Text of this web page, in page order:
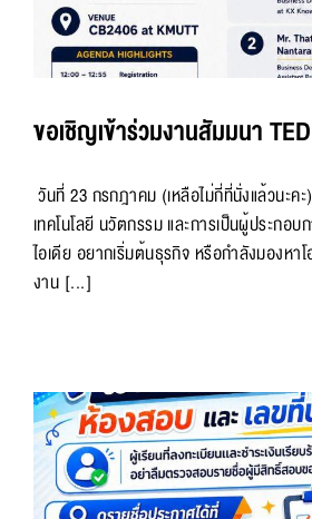
ขอเชิญเข้าร่วมงานสัมมนา
วันที่ 23 กรกฎาคม (เหลือไม่กี่ที่นั่งแล้วนะคะ
เทคโนโลยี นวัตกรรม และการเป็นผู้ประก
ไอเดีย อยากเริ่มต้นธุรกิจ หรือกำลังมองห
งาน [...]